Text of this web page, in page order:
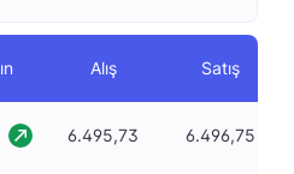
Alış Satış
6.495,73 6.496,75